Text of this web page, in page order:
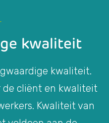
kwaliteit
kwaliteit.
de cliënt en kwaliteit
Kwaliteit van